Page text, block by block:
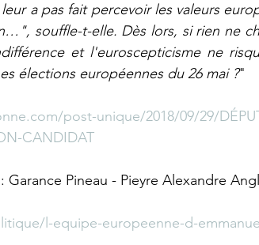
a pas fait percevoir les valeurs
souffle-t-elle. Dès lors, si rien ne
et l'euroscepticisme ne
élections européennes du 26 mai ?"
post-unique/2018/09/29/
CANDIDAT
Garance Pineau - Pieyre Alexandre
l-equipe-europeenne-d-